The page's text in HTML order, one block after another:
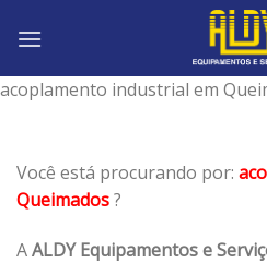
acoplamento industrial em
Você está procurando por:
Queimados?
AALDY Equipamentos e